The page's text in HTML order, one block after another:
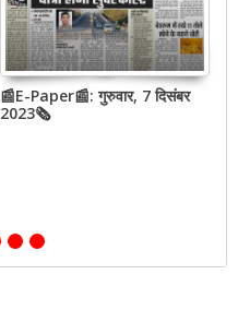
📰E-Paper📰: गुरुवार, 7 दिसंबर
2023🗞